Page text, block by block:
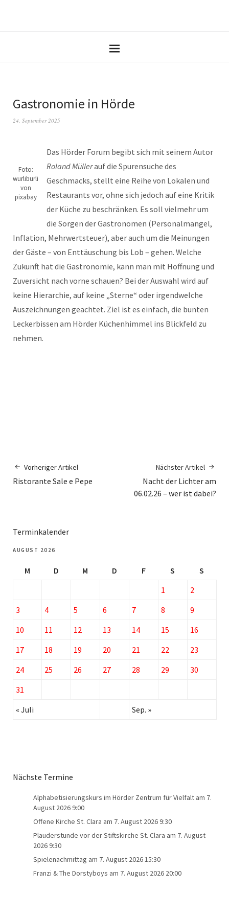
Gastronomie in Hörde
24. September 2025
Foto:
wurliburli
von
pixabay
Das Hörder Forum begibt sich mit seinem Autor
Roland Müllerauf die Spurensuche des
Geschmacks, stellt eine Reihe von Lokalen und
Restaurants vor, ohne sich jedoch auf eine Kritik
der Küche zu beschränken. Es soll vielmehr um
die Sorgen der Gastronomen (Personalmangel,
Inflation, Mehrwertsteuer), aber auch um die Meinungen
der Gäste – von Enttäuschung bis Lob – gehen. Welche
Zukunft hat die Gastronomie, kann man mit Hoffnung und
Zuversicht nach vorne schauen? Bei der Auswahl wird auf
keine Hierarchie, auf keine „Sterne“ oder irgendwelche
Auszeichnungen geachtet. Ziel ist es einfach, die bunten
Leckerbissen am Hörder Küchenhimmel ins Blickfeld zu
nehmen.
Vorheriger Artikel
Ristorante Sale e Pepe
Nächster Artikel
Nacht der Lichter am
06.02.26 – wer ist dabei?
Terminkalender
AUGUST 2026
M D M D F S
S
1
2
3
4 5 6 7 8
9
10
11 12 13 14 15
16
17
18 19 20 21 22
23
24
25 26 27 28 29
30
31
« Juli
Sep. »
Nächste Termine
Alphabetisierungskurs im Hörder Zentrum für Vielfalt am 7.
August 2026 9:00
Offene Kirche St. Clara am 7. August 2026 9:30
Plauderstunde vor der Stiftskirche St. Clara am 7. August
2026 9:30
Spielenachmittag am 7. August 2026 15:30
Franzi & The Dorstyboys am 7. August 2026 20:00